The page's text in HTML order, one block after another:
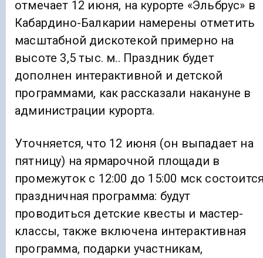
отмечает 12 июня, на курорте «Эльбрус» в
Кабардино-Балкарии намерены отметить
масштабной дискотекой примерно на
высоте 3,5 тыс. м.. Праздник будет
дополнен интерактивной и детской
программами, как рассказали накануне в
администрации курорта.
Уточняется, что 12 июня (он выпадает на
пятницу) на ярмарочной площади в
промежуток с 12:00 до 15:00 мск
праздничная программа: будут
проводиться детские квесты и мастер-
классы, также включена интерактивная
программа, подарки участникам,